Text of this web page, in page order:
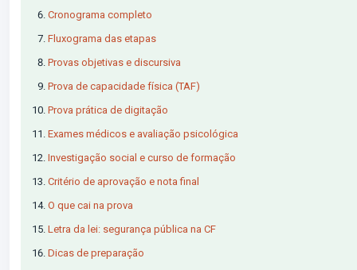
Cronograma completo
Fluxograma das etapas
Provas objetivas e discursiva
Prova de capacidade física (TAF)
Prova prática de digitação
Exames médicos e avaliação psicológica
Investigação social e curso de formação
Critério de aprovação e nota final
O que cai na prova
Letra da lei: segurança pública na CF
Dicas de preparação